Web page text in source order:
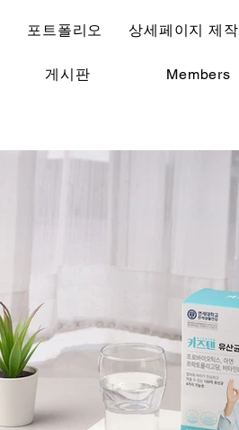
포트폴리오 상세페이지 제작
게시판 Members